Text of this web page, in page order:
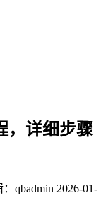
，详细步骤
qbadmin 2026-01-